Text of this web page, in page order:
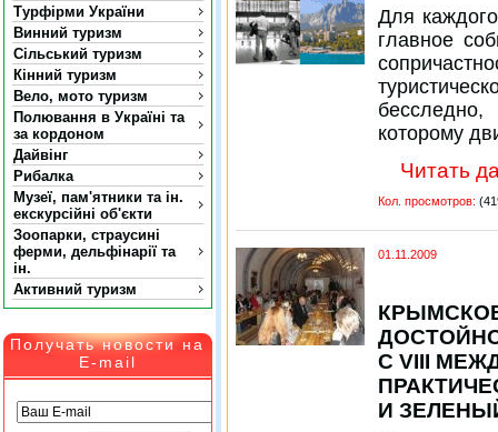
Турфірми України
Винний туризм
Сільський туризм
Кінний туризм
Вело, мото туризм
Полювання в Україні та
за кордоном
Дайвінг
Рибалка
Музеї, пам'ятники та ін.
екскурсійні об'єкти
Зоопарки, страусині
ферми, дельфінарії та
ін.
Активний туризм
Получать новости на
E-mail
Для
главное
которому
Читать
Кол. просмотров:
01.11.2009
С VIII
И